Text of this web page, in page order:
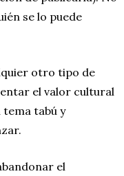
se lo puede
otro tipo de
el valor cultural
tema tabú y
el